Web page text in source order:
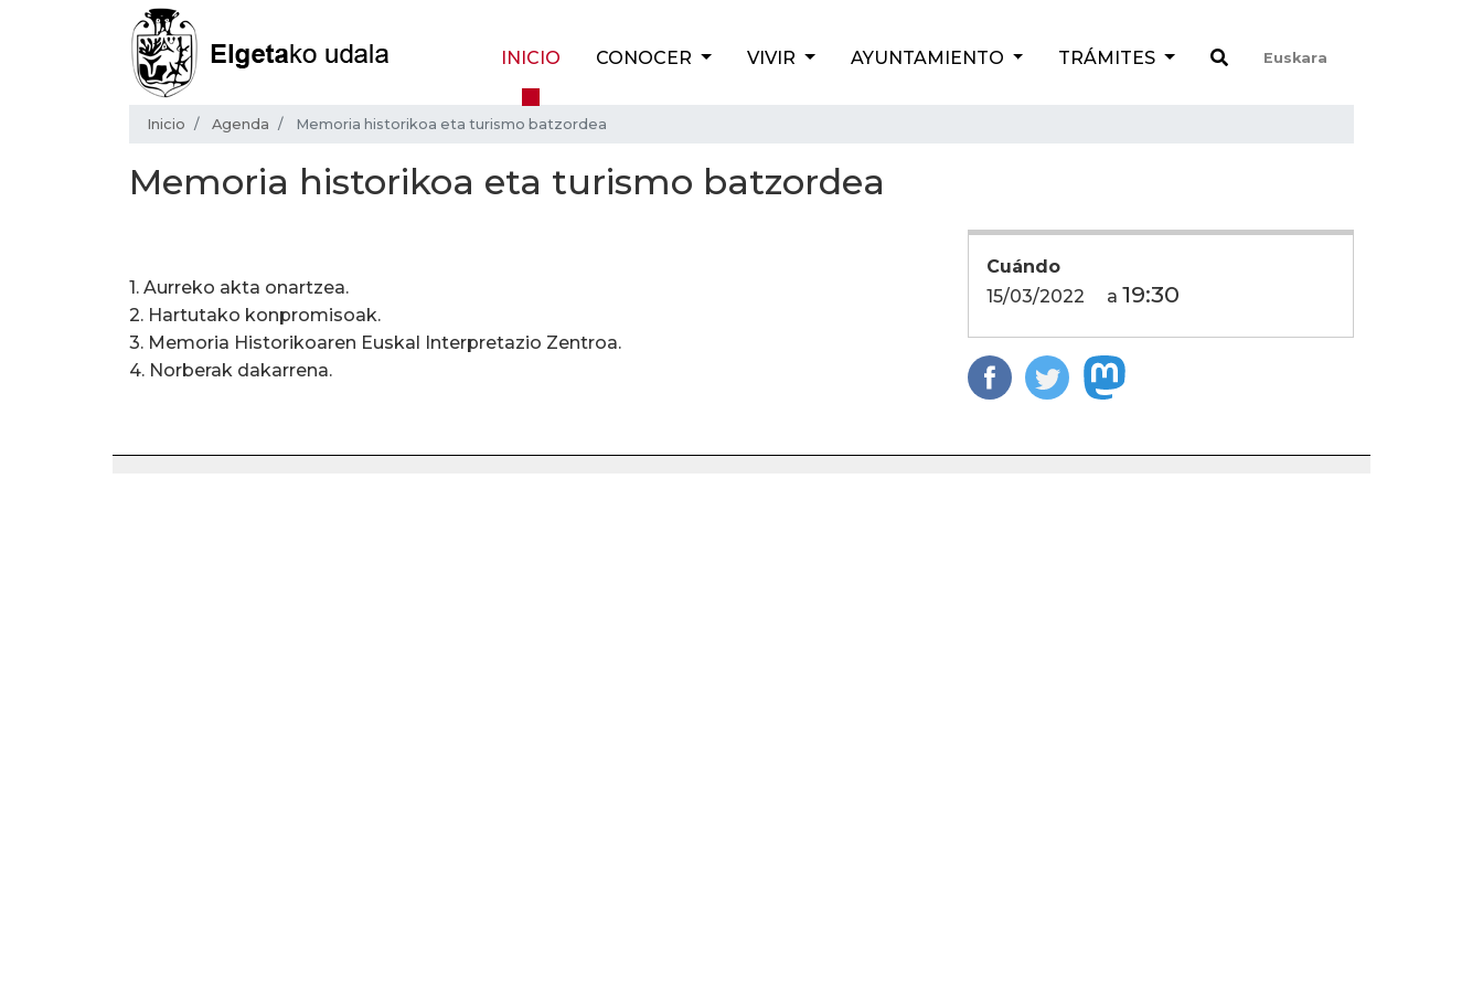
INICIO CONOCER VIVIR AYUNTAMIENTO TRÁMITES Euskara
Inicio Agenda Memoria historikoa eta turismo batzordea
Memoria historikoa eta turismo batzordea
Cuándo
15/03/2022
a 19:30
1. Aurreko akta onartzea.
2. Hartutako konpromisoak.
3. Memoria Historikoaren Euskal Interpretazio Zentroa.
4. Norberak dakarrena.